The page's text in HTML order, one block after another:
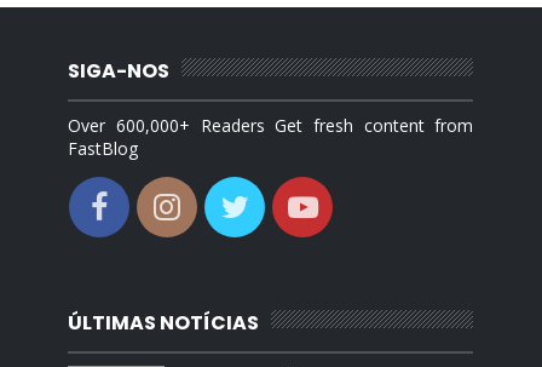
SIGA-NOS
Over 600,000+ Readers Get fresh content from
FastBlog
ÚLTIMAS NOTÍCIAS